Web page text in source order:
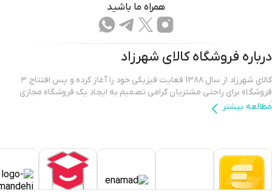
همراه ما باشید
درباره فروشگاهکالای شهرزاد
کالای شهرزاد از سال 13۸۸ فعایت فیزیکی خود را آغاز کرده و پس افتتاح ۳
فروشگاه برای راحتی مشتریان گرامی تصمیم به ایجاد یک فروشگاه مجازی
کرده.
فروشگاه اینترنتی کالای شهرزاد؛ بررسی، انتخاب و خرید آنلاین یک خرید
اینترنتی مطمئن، نیازمند فروشگاهی است که بتواند کالاهایی متنوع، باکیفیت
و دارای قیمت مناسب را در مدت زمان ی کوتاه به دست مشتریان خود برساند و
ضمانت بازگشت کالا هم داشته باشد؛ ویژگی‌هایی که فروشگاه اینترنتی کالای
مطالعه بیشتر